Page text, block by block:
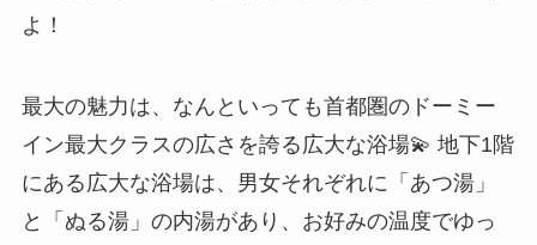
よ！
最大の魅力は、なんといっても首都圏のドーミー
イン最大クラスの広さを誇る広大な浴場💫 地下1階
にある広大な浴場は、男女それぞれに「あつ湯」
と「ぬる湯」の内湯があり、お好みの温度でゆっ